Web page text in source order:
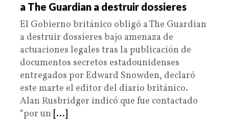
a The Guardian a destruir dossieres
El Gobierno británico obligó a The Guardian
a destruir dossieres bajo amenaza de
actuaciones legales tras la publicación de
documentos secretos estadounidenses
entregados por Edward Snowden, declaró
este marte el editor del diario británico.
Alan Rusbridger indicó que fue contactado
“por un [...]